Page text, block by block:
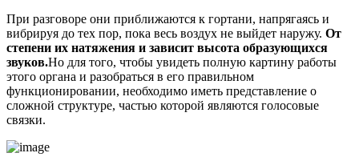
При разговоре они приближаются к гортани, напрягаясь и
вибрируя до тех пор, пока весь воздух не выйдет наружу. От
степени их натяжения и зависит высота образующихся
звуков.Но для того, чтобы увидеть полную картину работы
этого органа и разобраться в его правильном
функционировании, необходимо иметь представление о
сложной структуре, частью которой являются голосовые
связки.